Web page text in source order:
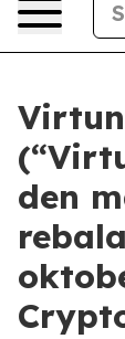
den